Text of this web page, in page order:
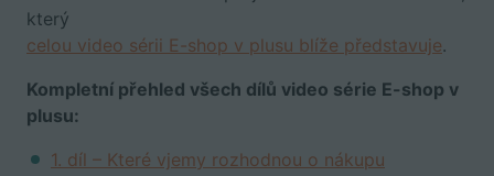
který
celou video sérii E-shop v plusu blíže představuje.
Kompletní přehled všech dílů video série E-shop v
plusu:
1. díl – Které vjemy rozhodnou o nákupu